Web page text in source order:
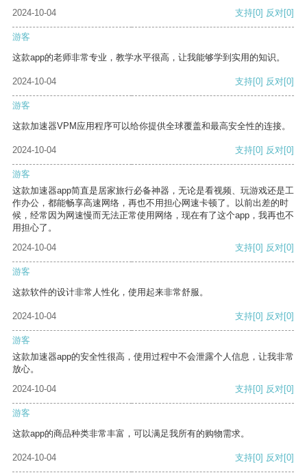
2024-10-04 支持[0] 反对[0]
游客
这款app的老师非常专业，教学水平很高，让我能够学到实用的知识。
2024-10-04 支持[0] 反对[0]
游客
这款加速器VPM应用程序可以给你提供全球覆盖和最高安全性的连接。
2024-10-04 支持[0] 反对[0]
游客
这款加速器app简直是居家旅行必备神器，无论是看视频、玩游戏还是工
作办公，都能畅享高速网络，再也不用担心网速卡顿了。以前出差的时
候，经常因为网速慢而无法正常使用网络，现在有了这个app，我再也不
用担心了。
2024-10-04
支持[0] 反对[0]
游客
这款软件的设计非常人性化，使用起来非常舒服。
2024-10-04 支持[0] 反对[0]
游客
这款加速器app的安全性很高，使用过程中不会泄露个人信息，让我非常
放心。
2024-10-04
支持[0] 反对[0]
游客
这款app的商品种类非常丰富，可以满足我所有的购物需求。
2024-10-04 支持[0] 反对[0]